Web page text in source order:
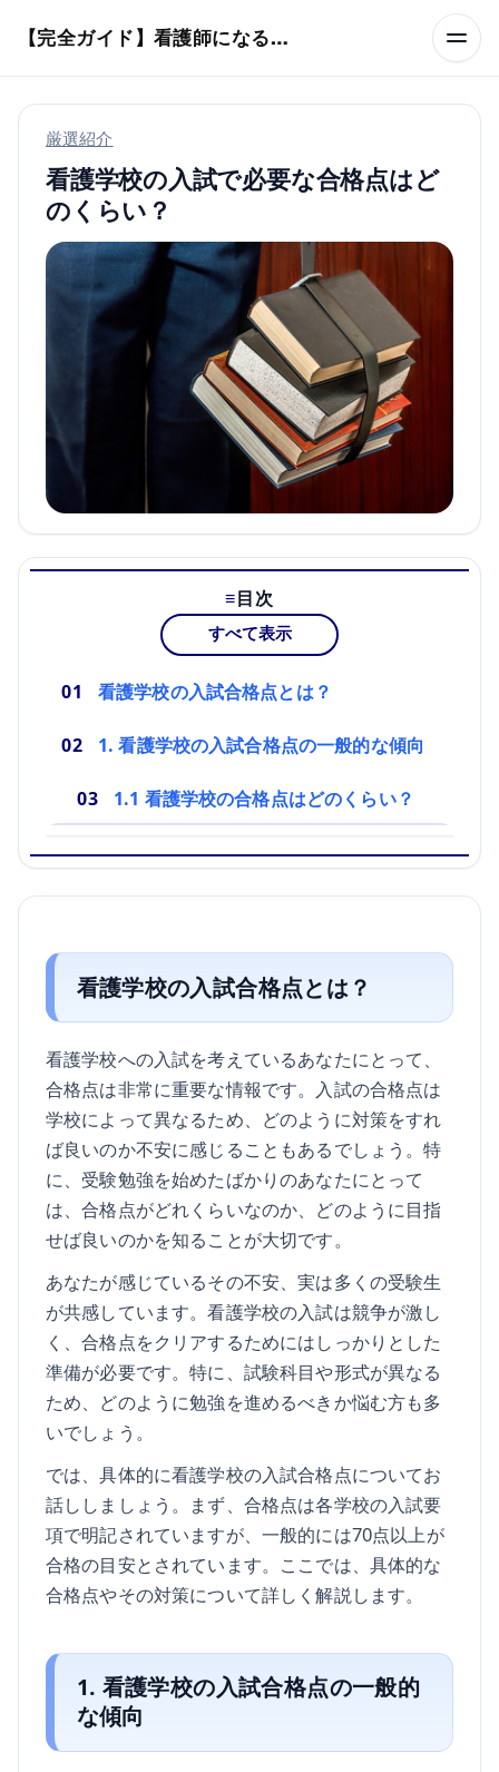
【完全ガイド】看護師になるまでのステップ＆スケジュール
厳選紹介
看護学校の入試で必要な合格点はど
のくらい？
目次
すべて表示
看護学校の入試合格点とは？
1. 看護学校の入試合格点の一般的な傾向
1.1 看護学校の合格点はどのくらい？
看護学校の入試合格点とは？
看護学校への入試を考えているあなたにとって、
合格点は非常に重要な情報です。入試の合格点は
学校によって異なるため、どのように対策をすれ
ば良いのか不安に感じることもあるでしょう。特
に、受験勉強を始めたばかりのあなたにとって
は、合格点がどれくらいなのか、どのように目指
せば良いのかを知ることが大切です。
あなたが感じているその不安、実は多くの受験生
が共感しています。看護学校の入試は競争が激し
く、合格点をクリアするためにはしっかりとした
準備が必要です。特に、試験科目や形式が異なる
ため、どのように勉強を進めるべきか悩む方も多
いでしょう。
では、具体的に看護学校の入試合格点についてお
話ししましょう。まず、合格点は各学校の入試要
項で明記されていますが、一般的には70点以上が
合格の目安とされています。ここでは、具体的な
合格点やその対策について詳しく解説します。
1. 看護学校の入試合格点の一般的
な傾向